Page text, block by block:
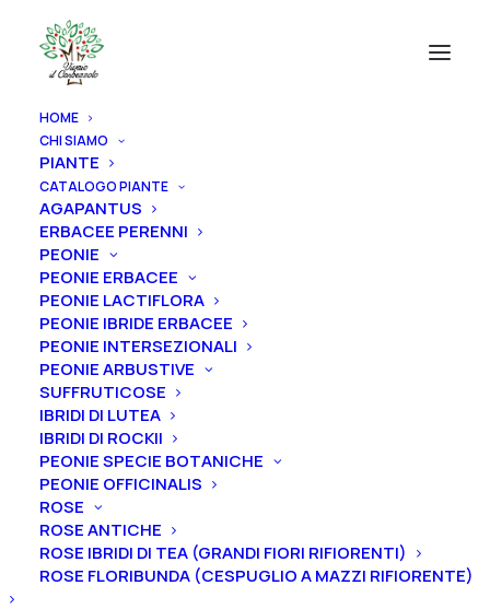
HOME
CHI SIAMO
PIANTE
CATALOGO PIANTE
AGAPANTUS
ERBACEE PERENNI
PEONIE
PEONIE ERBACEE
PEONIE LACTIFLORA
PEONIE IBRIDE ERBACEE
PEONIE INTERSEZIONALI
PEONIE ARBUSTIVE
SUFFRUTICOSE
IBRIDI DI LUTEA
IBRIDI DI ROCKII
PEONIE SPECIE BOTANICHE
PEONIE OFFICINALIS
ROSE
ROSE ANTICHE
ROSE IBRIDI DI TEA (GRANDI FIORI RIFIORENTI)
ROSE FLORIBUNDA (CESPUGLIO A MAZZI RIFIORENTE)